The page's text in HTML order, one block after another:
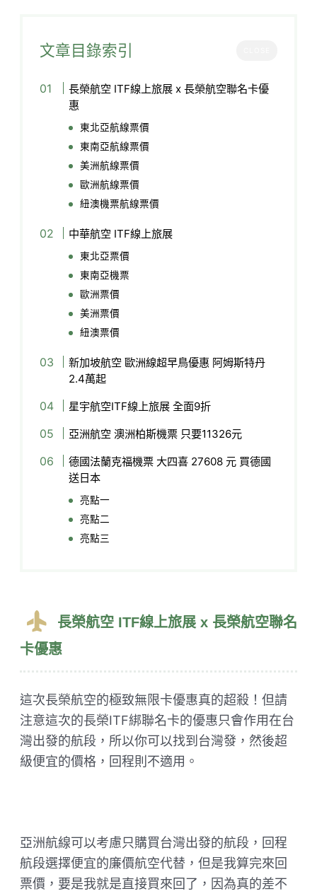
文章目錄索引
長榮航空 ITF線上旅展 x 長榮航空聯名卡優
惠​
東北亞航線票價
東南亞航線票價
美洲航線票價
歐洲航線票價
紐澳機票航線票價
中華航空 ITF線上旅展
東北亞票價
東南亞機票
歐洲票價
美洲票價
紐澳票價
新加坡航空 歐洲線超早鳥優惠 阿姆斯特丹
2.4萬起
星宇航空ITF線上旅展 全面9折
亞洲航空 澳洲柏斯機票 只要11326元
德國法蘭克福機票 大四喜 27608 元 買德國
送日本
亮點一
亮點二
亮點三
長榮航空 ITF線上旅展 x 長榮航空聯名
卡優惠​
這次長榮航空的極致無限卡優惠真的超殺！但請
注意這次的長榮ITF綁聯名卡的優惠只會作用在台
灣出發的航段，所以你可以找到台灣發，然後超
級便宜的價格，回程則不適用。
亞洲航線可以考慮只購買台灣出發的航段，回程
航段選擇便宜的廉價航空代替，但是我算完來回
票價，要是我就是直接買來回了，因為真的差不